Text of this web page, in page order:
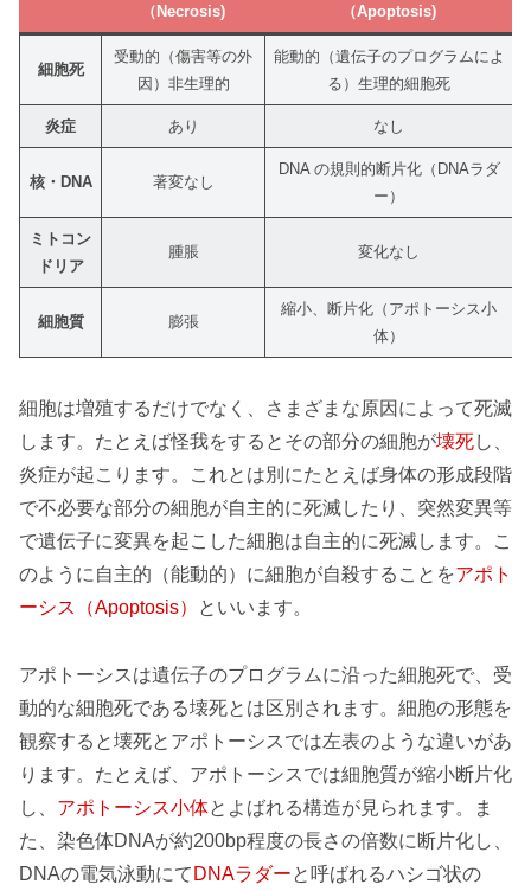
（Necrosis)
（Apoptosis)
細胞死
受動的（傷害等の外
因）非生理的
能動的（遺伝子のプログラムによ
る）生理的細胞死
炎症 あり なし
核・DNA 著変なし
DNA の規則的断片化（DNAラダ
ー）
ミトコン
ドリア
腫脹 変化なし
細胞質 膨張
縮小、断片化（アポトーシス小
体）
細胞は増殖するだけでなく、さまざまな原因によって死滅
します。たとえば怪我をするとその部分の細胞が壊死し、
炎症が起こります。これとは別にたとえば身体の形成段階
で不必要な部分の細胞が自主的に死滅したり、突然変異等
で遺伝子に変異を起こした細胞は自主的に死滅します。こ
のように自主的（能動的）に細胞が自殺することをアポト
ーシス（Apoptosis）
といいます。
アポトーシスは遺伝子のプログラムに沿った細胞死で、受
動的な細胞死である壊死とは区別されます。細胞の形態を
観察すると壊死とアポトーシスでは左表のような違いがあ
ります。たとえば、アポトーシスでは細胞質が縮小断片化
し、 アポトーシス小体とよばれる構造が見られます。ま
た、染色体DNAが約200bp程度の長さの倍数に断片化し、
DNAの電気泳動にて DNAラダーと呼ばれるハシゴ状の